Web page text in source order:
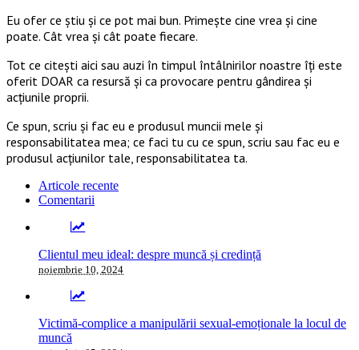
Eu ofer ce ştiu şi ce pot mai bun. Primeşte cine vrea şi cine
poate. Cât vrea şi cât poate fiecare.
Tot ce citești aici sau auzi în timpul întâlnirilor noastre îți este
oferit DOAR ca resursă şi ca provocare pentru gândirea și
acţiunile proprii.
Ce spun, scriu și fac eu e produsul muncii mele și
responsabilitatea mea; ce faci tu cu ce spun, scriu sau fac eu e
produsul acțiunilor tale, responsabilitatea ta.
Articole recente
Comentarii
Clientul meu ideal: despre muncă și credință
noiembrie 10, 2024
Victimă-complice a manipulării sexual-emoționale la locul de
muncă